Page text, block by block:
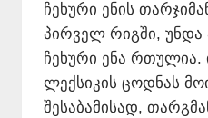
ჩეხური ენის
პირველ რიგში, უნდა
ჩეხური ენა
ლექსიკის ცოდნას
შესაბამისად,